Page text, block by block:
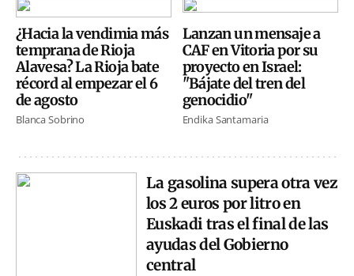
¿Hacia la vendimia más
temprana de Rioja
Alavesa? La Rioja bate
récord al empezar el 6
de agosto
Blanca Sobrino
Lanzan un mensaje a
CAF en Vitoria por su
proyecto en Israel:
"Bájate del tren del
genocidio"
Endika Santamaria
La gasolina supera otra vez
los 2 euros por litro en
Euskadi tras el final de las
ayudas del Gobierno
central